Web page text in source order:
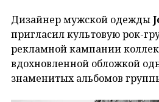
Дизайнер мужской одежды
пригласил культовую рок-
рекламной кампании
вдохновленной обложкой
знаменитых альбомов